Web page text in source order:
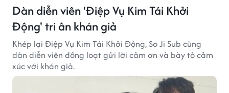
Dàn diễn viên 'Điệp Vụ Kim Tái Khởi
Động' tri ân khán giả
Khép lại Điệp Vụ Kim Tái Khởi Động, So Ji Sub cùng
dàn diễn viên đồng loạt gửi lời cảm ơn và bày tỏ cảm
xúc với khán giả.